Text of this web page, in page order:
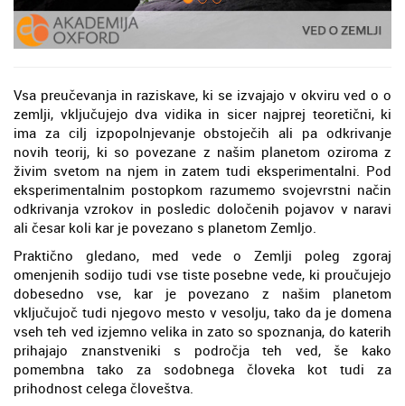
Vsa preučevanja in raziskave, ki se izvajajo v okviru ved o o
zemlji, vključujejo dva vidika in sicer najprej teoretični, ki
ima za cilj izpopolnjevanje obstoječih ali pa odkrivanje
novih teorij, ki so povezane z našim planetom oziroma z
živim svetom na njem in zatem tudi eksperimentalni. Pod
eksperimentalnim postopkom razumemo svojevrstni način
odkrivanja vzrokov in posledic določenih pojavov v naravi
ali česar koli kar je povezano s planetom Zemljo.
Praktično gledano, med vede o Zemlji poleg zgoraj
omenjenih sodijo tudi vse tiste posebne vede, ki proučujejo
dobesedno vse, kar je povezano z našim planetom
vključujoč tudi njegovo mesto v vesolju, tako da je domena
vseh teh ved izjemno velika in zato so spoznanja, do katerih
prihajajo znanstveniki s področja teh ved, še kako
pomembna tako za sodobnega človeka kot tudi za
prihodnost celega človeštva.